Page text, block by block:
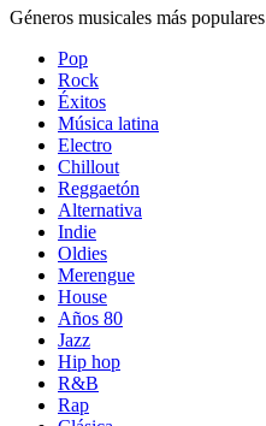
Géneros musicales más populares
Pop
Rock
Éxitos
Música latina
Electro
Chillout
Reggaetón
Alternativa
Indie
Oldies
Merengue
House
Años 80
Jazz
Hip hop
R&B
Rap